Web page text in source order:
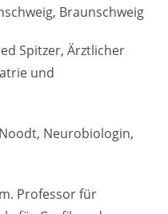
Braunschweig
Spitzer, Ärztlicher
und
Neurobiologin,
Professor für